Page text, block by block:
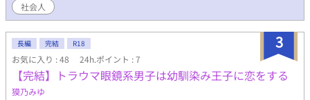
社会人
3
長編 完結 R18
お気に入り : 48 24h.ポイント : 7
【完結】トラウマ眼鏡系男子は幼馴染み王子に恋をする
獏乃みゆ